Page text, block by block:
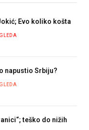
Evo koliko košta
napustio Srbiju?
teško do nižih